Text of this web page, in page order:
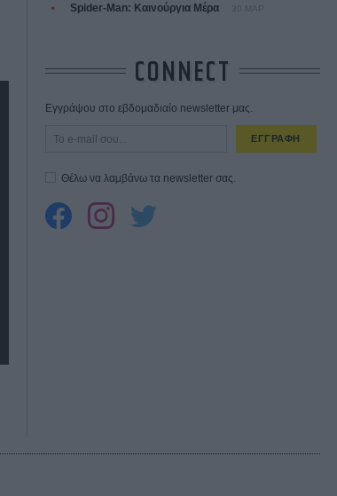
Spider-Man: Καινούργια Μέρα 30 ΜΑΡ
CONNECT
Εγγράψου στο εβδομαδιαίο newsletter μας.
ΕΓΓΡΑΦΗ
Θέλω να λαμβάνω τα newsletter σας.